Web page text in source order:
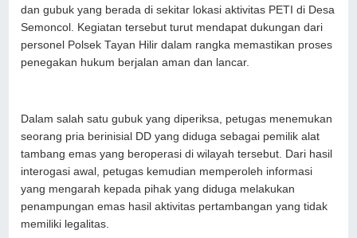
dan gubuk yang berada di sekitar lokasi aktivitas PETI di Desa
Semoncol. Kegiatan tersebut turut mendapat dukungan dari
personel Polsek Tayan Hilir dalam rangka memastikan proses
penegakan hukum berjalan aman dan lancar.
Dalam salah satu gubuk yang diperiksa, petugas menemukan
seorang pria berinisial DD yang diduga sebagai pemilik alat
tambang emas yang beroperasi di wilayah tersebut. Dari hasil
interogasi awal, petugas kemudian memperoleh informasi
yang mengarah kepada pihak yang diduga melakukan
penampungan emas hasil aktivitas pertambangan yang tidak
memiliki legalitas.